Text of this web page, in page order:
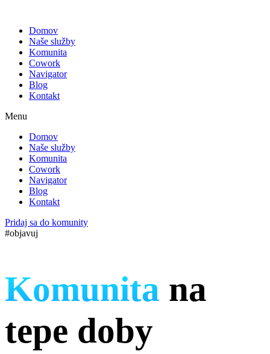
obsah
Domov
Naše služby
Komunita
Cowork
Navigator
Blog
Kontakt
Menu
Domov
Naše služby
Komunita
Cowork
Navigator
Blog
Kontakt
Pridaj sa do komunity
#objavuj
Komunita na
tepe doby